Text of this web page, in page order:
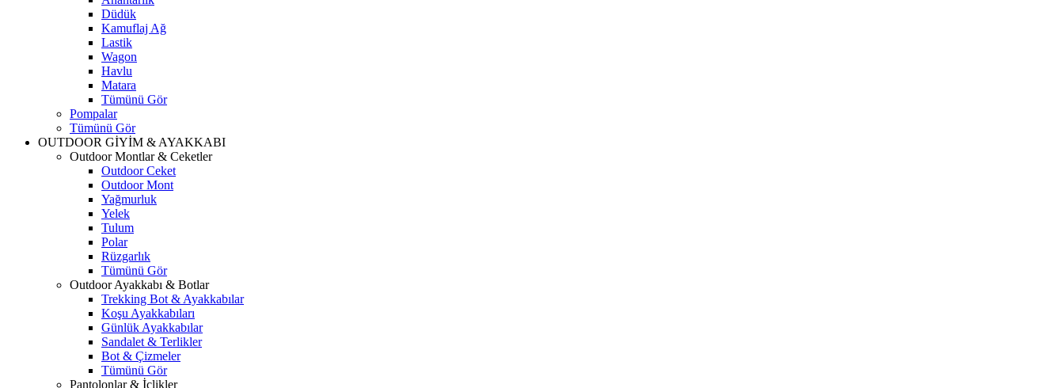
Düdük
Kamuflaj Ağ
Lastik
Wagon
Havlu
Matara
Tümünü Gör
Pompalar
Tümünü Gör
OUTDOOR GİYİM & AYAKKABI
Outdoor Montlar & Ceketler
Outdoor Ceket
Outdoor Mont
Yağmurluk
Yelek
Tulum
Polar
Rüzgarlık
Tümünü Gör
Outdoor Ayakkabı & Botlar
Trekking Bot & Ayakkabılar
Koşu Ayakkabıları
Günlük Ayakkabılar
Sandalet & Terlikler
Bot & Çizmeler
Tümünü Gör
Pantolonlar & İçlikler